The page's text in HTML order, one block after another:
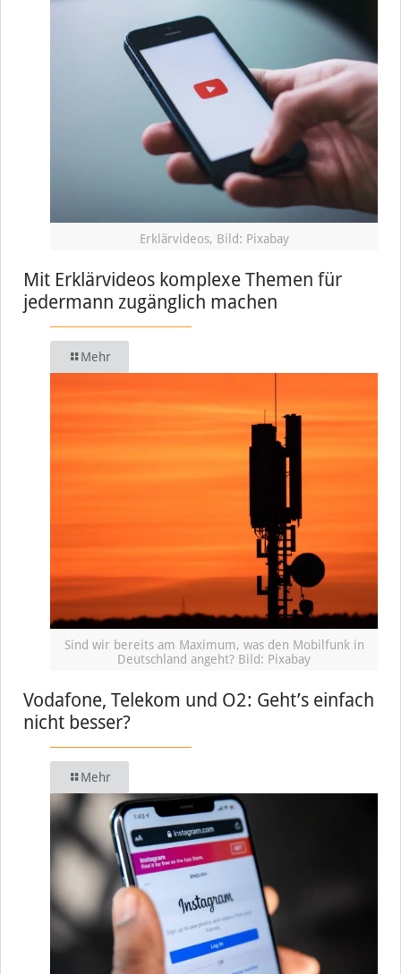
Erklärvideos, Bild: Pixabay
Mit Erklärvideos komplexe Themen für
jedermann zugänglich machen
Mehr
Sind wir bereits am Maximum, was den Mobilfunk in
Deutschland angeht? Bild: Pixabay
Vodafone, Telekom und O2: Geht’s einfach
nicht besser?
Mehr